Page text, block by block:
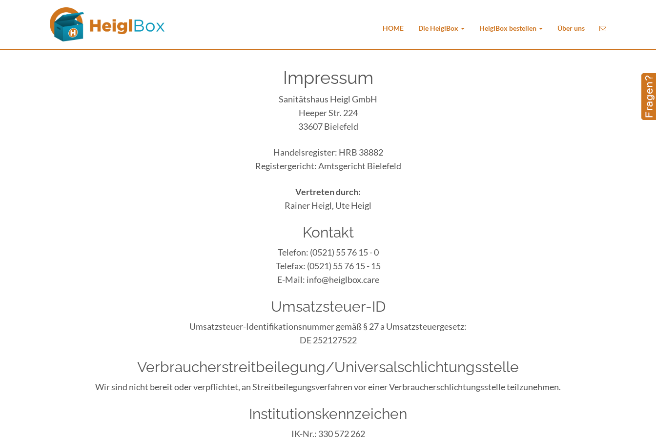
HOME Die HeiglBox HeiglBox bestellen Über uns
Impressum
Sanitätshaus Heigl GmbH
Heeper Str. 224
33607 Bielefeld
Handelsregister: HRB 38882
Registergericht: Amtsgericht Bielefeld
Vertreten durch:
Rainer Heigl, Ute Heigl
Kontakt
Telefon: (0521) 55 76 15 - 0
Telefax: (0521) 55 76 15 - 15
E-Mail: info@heiglbox.care
Umsatzsteuer-ID
Umsatzsteuer-Identifikationsnummer gemäß § 27 a Umsatzsteuergesetz:
DE 252127522
Verbraucher­streit­beilegung/Universal­schlichtungs­stelle
Wir sind nicht bereit oder verpflichtet, an Streitbeilegungsverfahren vor einer Verbraucherschlichtungsstelle teilzunehmen.
Institutionskennzeichen
IK-Nr.: 330 572 262